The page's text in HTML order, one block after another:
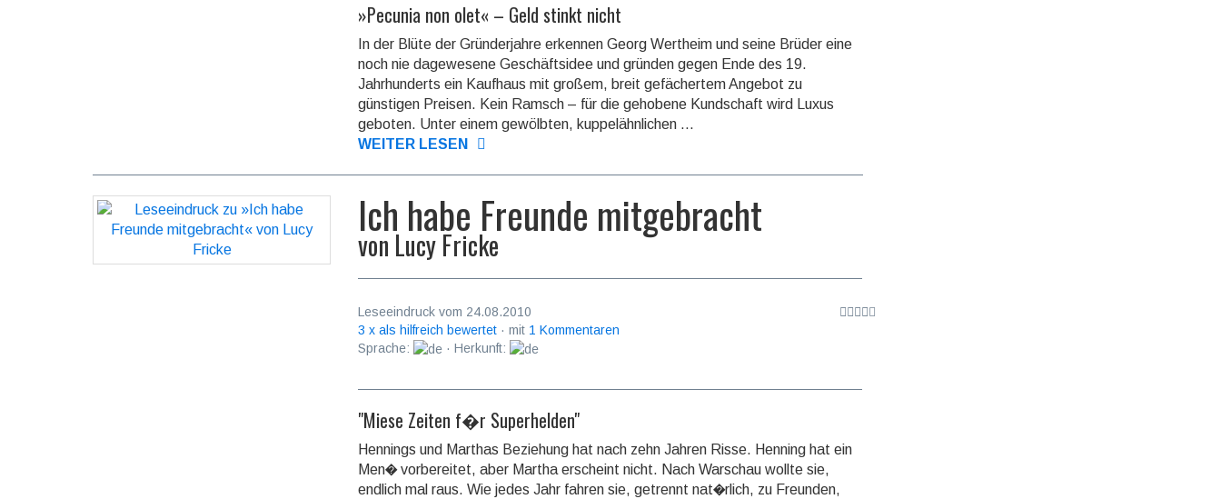
»Pecunia non olet« – Geld stinkt nicht
In der Blüte der Gründerjahre erkennen Georg Wertheim und seine Brüder eine
noch nie dagewesene Geschäftsidee und gründen gegen Ende des 19.
Jahrhunderts ein Kaufhaus mit großem, breit gefächertem Angebot zu
günstigen Preisen. Kein Ramsch – für die gehobene Kundschaft wird Luxus
geboten. Unter einem gewölbten, kuppelähnlichen ...
WEITER LESEN
Ich habe Freunde mitgebracht
von Lucy Fricke
Leseeindruck vom 24.08.2010
3 x als hilfreich bewertet · mit 1 Kommentaren
Sprache:
· Herkunft:
"Miese Zeiten f�r Superhelden"
Hennings und Marthas Beziehung hat nach zehn Jahren Risse. Henning hat ein
Men� vorbereitet, aber Martha erscheint nicht. Nach Warschau wollte sie,
endlich mal raus. Wie jedes Jahr fahren sie, getrennt nat�rlich, zu Freunden,